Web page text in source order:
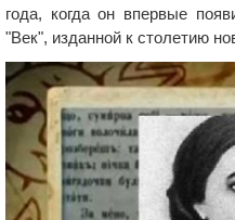
года, когда он впервые
"Век", изданной к столетию